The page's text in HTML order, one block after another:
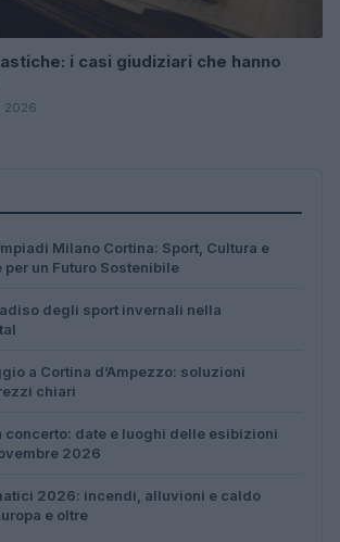
i casi giudiziari che hanno
2026
Milano Cortina: Sport, Cultura e
per un Futuro Sostenibile
degli sport invernali nella
a Cortina d’Ampezzo: soluzioni
chiari
concerto: date e luoghi delle esibizioni
2026
2026: incendi, alluvioni e caldo
e oltre